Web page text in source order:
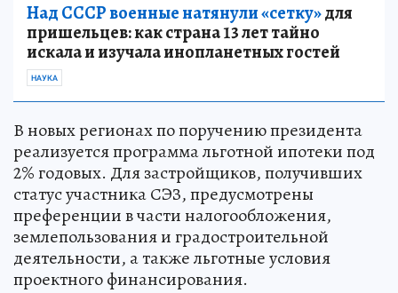
Над СССР военные натянули «сетку»для
пришельцев: как страна 13 лет тайно
искала и изучала инопланетных гостей
НАУКА
В новых регионах по поручению президента
реализуется программа льготной ипотеки под
2% годовых. Для застройщиков, получивших
статус участника СЭЗ, предусмотрены
преференции в части налогообложения,
землепользования и градостроительной
деятельности, а также льготные условия
проектного финансирования.